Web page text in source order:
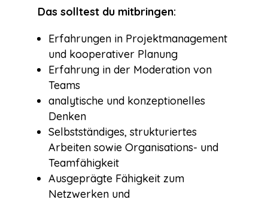
Das solltest du mitbringen:
Erfahrungen in Projektmanagement
und kooperativer Planung
Erfahrung in der Moderation von
Teams
analytische und konzeptionelles
Denken
Selbstständiges, strukturiertes
Arbeiten sowie Organisations- und
Teamfähigkeit
Ausgeprägte Fähigkeit zum
Netzwerken und